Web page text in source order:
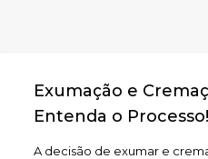
Exumação e
Entenda o Processo!
A decisão de exumar e